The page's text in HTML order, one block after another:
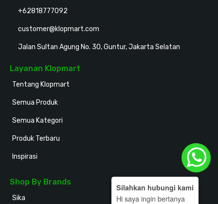
+62818777092
customer@klopmart.com
Jalan Sultan Agung No. 30, Guntur, Jakarta Selatan
Layanan Klopmart
Tentang Klopmart
Semua Produk
Semua Kategori
Produk Terbaru
Inspirasi
Shop By Brands
Sika Holodeck
Silahkan hubungi kami
Hi saya ingin bertanya